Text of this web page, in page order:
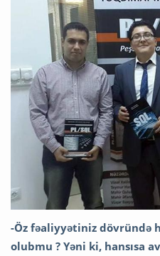
-Öz fəaliyyətiniz dövründə
olubmu ? Yəni ki, hansısa